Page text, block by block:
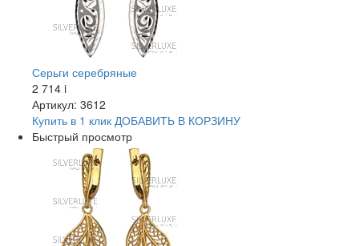
Серьги серебряные
2 714 i
Артикул: 3612
Купить в 1 клик ДОБАВИТЬ В КОРЗИНУ
Быстрый просмотр